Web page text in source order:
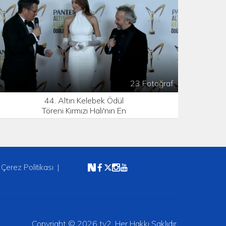
23 Fotoğraf
44. Altın Kelebek Ödül
Töreni Kırmızı Halı'nın En
Şıkları Foto Galeri
Çerez Politikası
Copyright © 2026 tv2. Her Hakkı Saklıdır.